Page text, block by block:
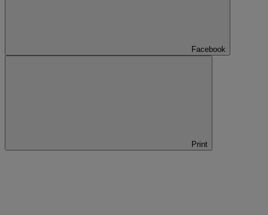
Facebook
Print